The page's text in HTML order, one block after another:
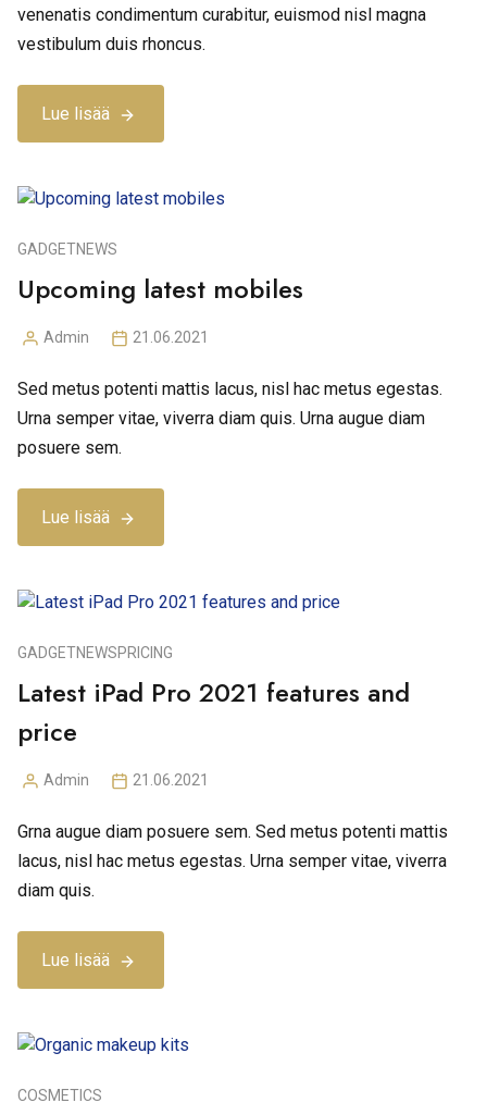
venenatis condimentum curabitur, euismod nisl magna
vestibulum duis rhoncus.
Lue lisää
GADGETNEWS
Upcoming latest mobiles
Posted
Admin 21.06.2021
Sed metus potenti mattis lacus, nisl hac metus egestas.
Urna semper vitae, viverra diam quis. Urna augue diam
posuere sem.
Lue lisää
GADGETNEWSPRICING
Latest iPad Pro 2021 features and
price
Posted
Admin 21.06.2021
Grna augue diam posuere sem. Sed metus potenti mattis
lacus, nisl hac metus egestas. Urna semper vitae, viverra
diam quis.
Lue lisää
COSMETICS